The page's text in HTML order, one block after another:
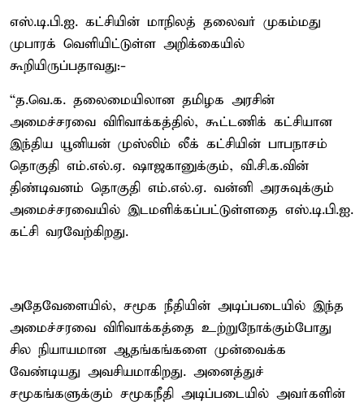
எஸ்.டி.பி.ஐ. கட்சியின் மாநிலத் தலைவர் முகம்மது
முபாரக் வெளியிட்டுள்ள அறிக்கையில்
கூறியிருப்பதாவது:-
“த.வெ.க. தலைமையிலான தமிழக அரசின்
அமைச்சரவை விரிவாக்கத்தில், கூட்டணிக் கட்சியான
இந்திய யூனியன் முஸ்லிம் லீக் கட்சியின் பாபநாசம்
தொகுதி எம்.எல்.ஏ. ஷாஜகானுக்கும், வி.சி.க.வின்
திண்டிவனம் தொகுதி எம்.எல்.ஏ. வன்னி அரசுவுக்கும்
அமைச்சரவையில் இடமளிக்கப்பட்டுள்ளதை எஸ்.டி.பி.ஐ.
கட்சி வரவேற்கிறது.
அதேவேளையில், சமூக நீதியின் அடிப்படையில் இந்த
அமைச்சரவை விரிவாக்கத்தை உற்றுநோக்கும்போது
சில நியாயமான ஆதங்கங்களை முன்வைக்க
வேண்டியது அவசியமாகிறது. அனைத்துச்
சமூகங்களுக்கும் சமூகநீதி அடிப்படையில் அவர்களின்